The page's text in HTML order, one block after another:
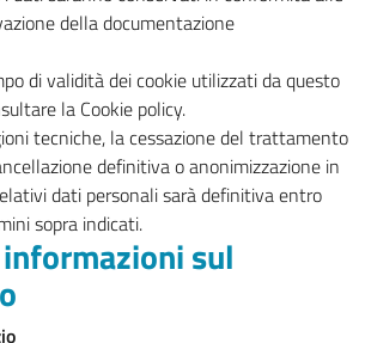
della documentazione
di validità dei cookie utilizzati da questo
la Cookie policy.
tecniche, la cessazione del trattamento
definitiva o anonimizzazione in
dati personali sarà definitiva entro
sopra indicati.
sul